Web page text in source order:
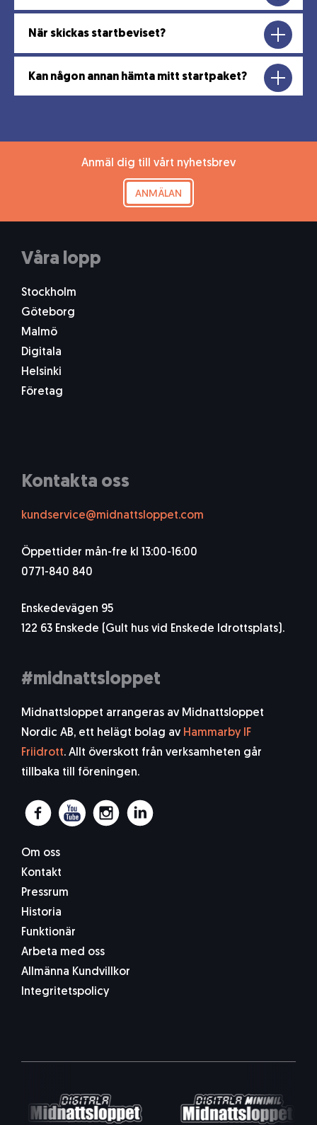
När skickas startbeviset?
Kan någon annan hämta mitt startpaket?
Anmäl dig till vårt nyhetsbrev
ANMÄLAN
Våra lopp
Stockholm
Göteborg
Malmö
Digitala
Helsinki
Företag
Kontakta oss
kundservice@midnattsloppet.com
Öppettider mån-fre kl 13:00-16:00
0771-840 840
Enskedevägen 95
122 63 Enskede (Gult hus vid Enskede Idrottsplats).
#midnattsloppet
Midnattsloppet arrangeras av Midnattsloppet
Nordic AB, ett helägt bolag av Hammarby IF
Friidrott. Allt överskott från verksamheten går
tillbaka till föreningen.
Om oss
Kontakt
Pressrum
Historia
Funktionär
Arbeta med oss
Allmänna Kundvillkor
Integritetspolicy